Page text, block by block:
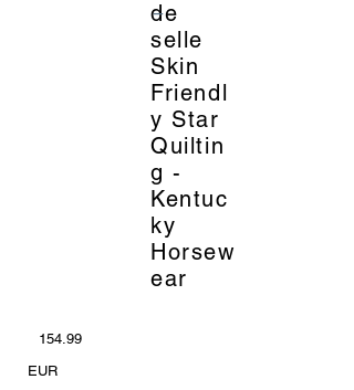
de
selle
Skin
Friendl
y Star
Quiltin
g -
Kentuc
ky
Horsew
ear
154.99
EUR